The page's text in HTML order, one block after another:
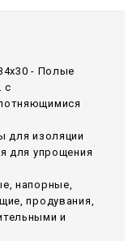
- Полые
с
для изоляции
для упрощения
напорные,
продувания,
и